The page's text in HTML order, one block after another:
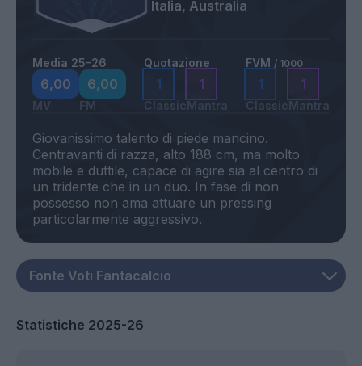
Italia, Australia
Media 25-26
6,00
MV
6,00
FM
Quotazione
1
Classic
1
Mantra
FVM / 1000
1
Classic
1
Mantra
Giovanissimo talento di piede mancino.
Centravanti di razza, alto 188 cm, ma molto
mobile e duttile, capace di agire sia al centro di
un tridente che in un duo. In fase di non
possesso non ama attuare un pressing
Statistiche 2025-26